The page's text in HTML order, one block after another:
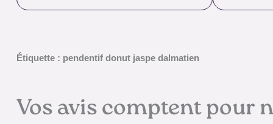
Étiquette : pendentif donut jaspe dalmatien
Vos avis comptent pour